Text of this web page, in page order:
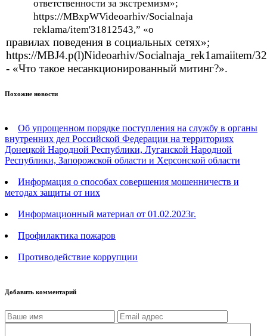
ответственности за экстремизм»;
https://MBxpWVideoarhiv/Socialnaja
reklama/item'31812543,” «о
правилах поведения в социальных сетях»;
https://MBJ4.p(l)Nideoarhiv/Socialnaja_rek1amaiitem/
- «Что такое несанкционированный митинг?».
Похожие новости
Об упрощенном порядке поступления на службу в органы
внутренних дел Российской Федерации на территориях
Донецкой Народной Республики, Луганской Народной
Республики, Запорожской области и Херсонской области
Информация о способах совершения мошенничеств и
методах защиты от них
Информационный материал от 01.02.2023г.
Профилактика пожаров
Противодействие коррупции
Добавить комментарий